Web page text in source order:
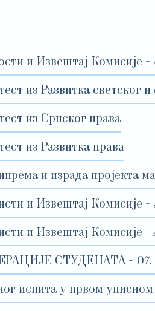
и Извештај Комисије
из Развитка светског и
из Српског права
из Развитка права
и израда пројекта
и Извештај Комисије
и Извештај Комисије
СТУДЕНАТА - 07.
испита у првом